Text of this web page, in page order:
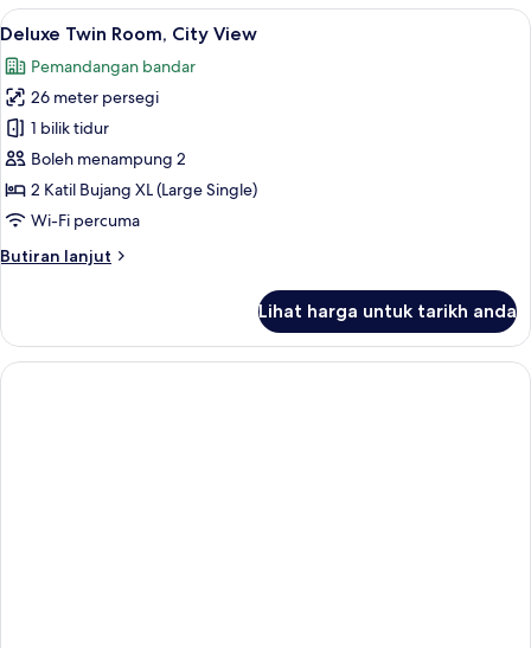
(Estrella
Suite)
Lihat
semua
foto
untuk
Deluxe
Twin
Room,
City
Deluxe Twin Room, City View |
6
Deluxe Twin Room, City View
Pemandangan bandar
26 meter persegi
1 bilik tidur
Boleh menampung 2
2 Katil Bujang XL (Large Single)
Wi-Fi percuma
Butiran lanjut
Butiran
Twin
Room,
City
Lihat harga untuk tarikh anda